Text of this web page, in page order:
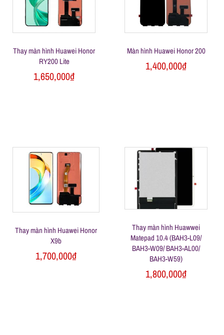
e
-
a
h
ữ
Thay màn hình Huawei Honor
RY200 Lite
1,650,000₫
Màn hình Huawei Honor 200
1,400,000₫
Thay màn hình Huawei Honor
X9b
1,700,000₫
Thay màn hình Huawwei
Matepad 10.4 (BAH3-L09/
BAH3-W09/ BAH3-AL00/
BAH3-W59)
1,800,000₫